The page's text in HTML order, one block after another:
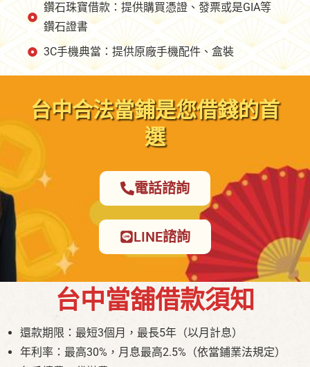
鑽石珠寶借款：提供購買憑證、發票或是GIA等
鑽石證書
3C手機典當：提供原廠手機配件、盒裝
台中合法當鋪是您借錢的首
選
電話諮詢
LINE諮詢
台中當舖借款須知
還款期限：最短3個月，最長5年（以月計息）
年利率：最高30%，月息最高2.5%（依當鋪業法規定）